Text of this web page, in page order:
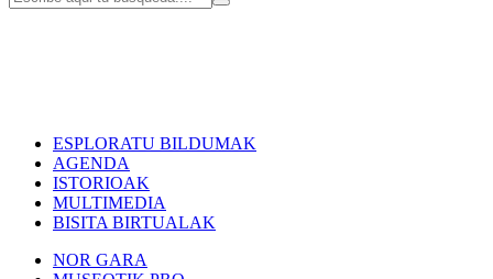
ESPLORATU BILDUMAK
AGENDA
ISTORIOAK
MULTIMEDIA
BISITA BIRTUALAK
NOR GARA